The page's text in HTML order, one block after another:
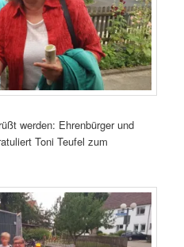
werden: Ehrenbürger und
Toni Teufel zum